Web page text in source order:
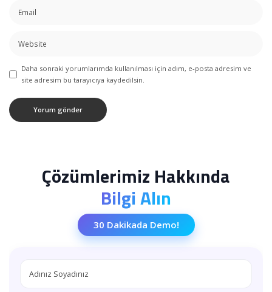
Daha sonraki yorumlarımda kullanılması için adım, e-posta adresim ve
site adresim bu tarayıcıya kaydedilsin.
Çözümlerimiz Hakkında
Bilgi Alın
30 Dakikada Demo!